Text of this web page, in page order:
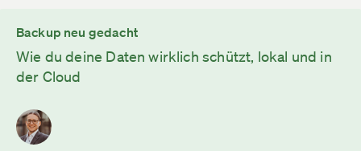
Backup neu gedacht
Wie du deine Daten wirklich schützt, lokal und in
der Cloud